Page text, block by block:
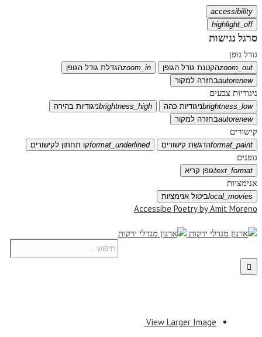
accessibility
highlight_off
סרגל נגישות
גודל גופן
zoom_outהקטנת גודל הגופן zoom_inהגדלת גודל הגופן
autorenewבחזרה למקור
ניגודיות צבעים
brightness_lowניגודיות כהה brightness_highניגודיות בהירה
autorenewבחזרה למקור
קישורים
format_paintהדגשת קישורים format_underlinedקו תחתון לקישורים
גופנים
text_formatגופן קריא
אנימציות
local_moviesביטול אנימציות
Accessibe Poetry by Amit Moreno
View Larger Image